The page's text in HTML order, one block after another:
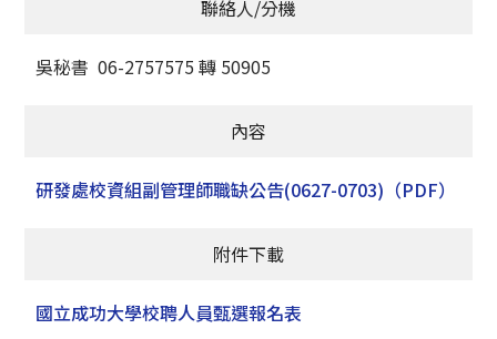
聯絡人/分機
吳秘書 06-2757575 轉 50905
內容
研發處校資組副管理師職缺公告(0627-0703) （PDF）
附件下載
國立成功大學校聘人員甄選報名表